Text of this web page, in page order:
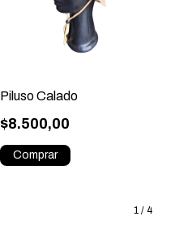
Piluso Calado
$8.500,00
1 / 4